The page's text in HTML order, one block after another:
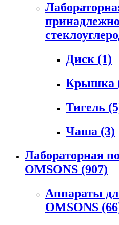
Диск (1)
Крышка
Тигель
Чаша (3)
Лабораторная
OMSONS (907)
Аппараты
OMSONS